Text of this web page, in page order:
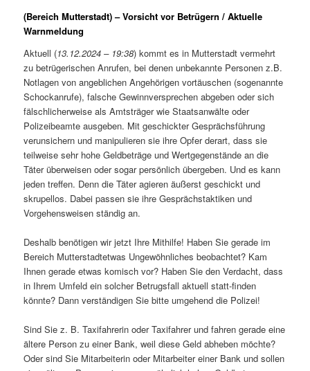
(Bereich Mutterstadt) – Vorsicht vor Betrügern / Aktuelle
Warnmeldung
Aktuell (13.12.2024 – 19:38) kommt es in Mutterstadt vermehrt
zu betrügerischen Anrufen, bei denen unbekannte Personen z.B.
Notlagen von angeblichen Angehörigen vortäuschen (sogenannte
Schockanrufe), falsche Gewinnversprechen abgeben oder sich
fälschlicherweise als Amtsträger wie Staatsanwälte oder
Polizeibeamte ausgeben. Mit geschickter Gesprächsführung
verunsichern und manipulieren sie ihre Opfer derart, dass sie
teilweise sehr hohe Geldbeträge und Wertgegenstände an die
Täter überweisen oder sogar persönlich übergeben. Und es kann
jeden treffen. Denn die Täter agieren äußerst geschickt und
skrupellos. Dabei passen sie ihre Gesprächstaktiken und
Vorgehensweisen ständig an.
Deshalb benötigen wir jetzt Ihre Mithilfe! Haben Sie gerade im
Bereich Mutterstadtetwas Ungewöhnliches beobachtet? Kam
Ihnen gerade etwas komisch vor? Haben Sie den Verdacht, dass
in Ihrem Umfeld ein solcher Betrugsfall aktuell statt-finden
könnte? Dann verständigen Sie bitte umgehend die Polizei!
Sind Sie z. B. Taxifahrerin oder Taxifahrer und fahren gerade eine
ältere Person zu einer Bank, weil diese Geld abheben möchte?
Oder sind Sie Mitarbeiterin oder Mitarbeiter einer Bank und sollen